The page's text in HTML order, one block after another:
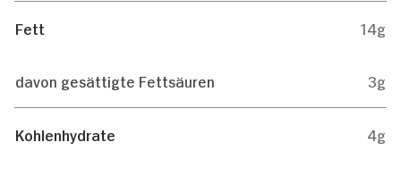
Fett 14g
davon gesättigte Fettsäuren 3g
Kohlenhydrate 4g